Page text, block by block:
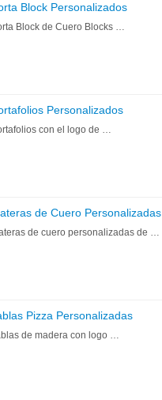
Block Personalizados
Block de Cuero Blocks …
Personalizados
con el logo de …
de Cuero Personalizadas
de cuero personalizadas de …
Pizza Personalizadas
de madera con logo …